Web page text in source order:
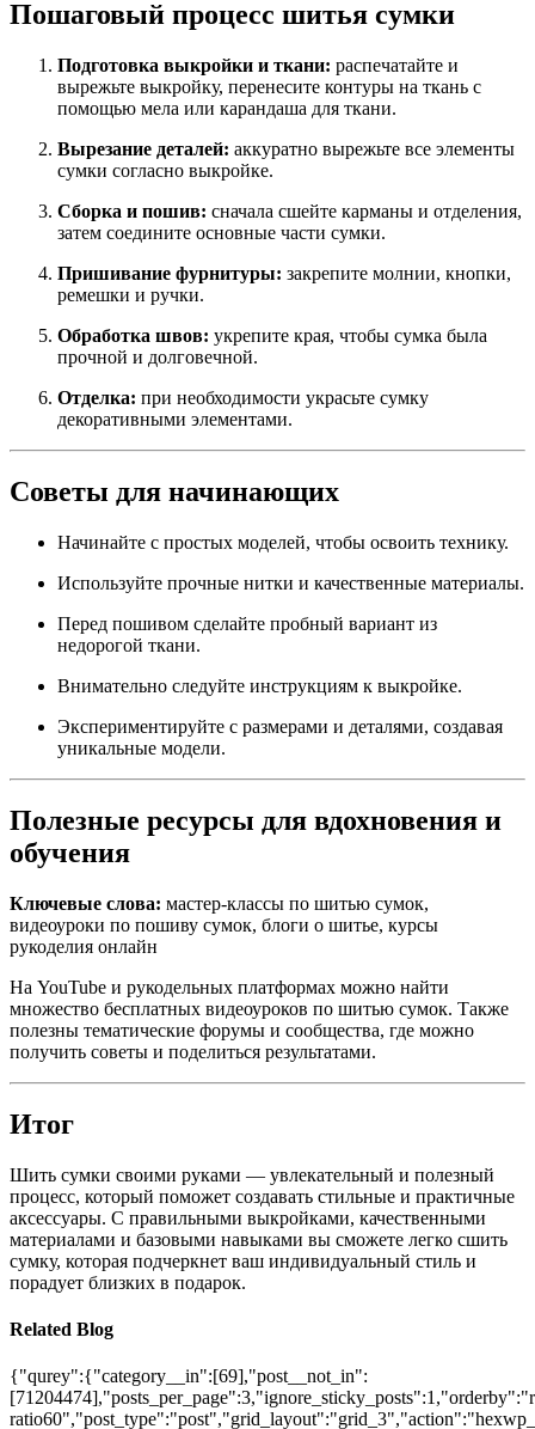
Пошаговый процесс шитья сумки
Подготовка выкройки и ткани: распечатайте и
вырежьте выкройку, перенесите контуры на ткань с
помощью мела или карандаша для ткани.
Вырезание деталей: аккуратно вырежьте все элементы
сумки согласно выкройке.
Сборка и пошив: сначала сшейте карманы и отделения,
затем соедините основные части сумки.
Пришивание фурнитуры: закрепите молнии, кнопки,
ремешки и ручки.
Обработка швов: укрепите края, чтобы сумка была
прочной и долговечной.
Отделка: при необходимости украсьте сумку
декоративными элементами.
Советы для начинающих
Начинайте с простых моделей, чтобы освоить технику.
Используйте прочные нитки и качественные материалы.
Перед пошивом сделайте пробный вариант из
недорогой ткани.
Внимательно следуйте инструкциям к выкройке.
Экспериментируйте с размерами и деталями, создавая
уникальные модели.
Полезные ресурсы для вдохновения и
обучения
Ключевые слова: мастер-классы по шитью сумок,
видеоуроки по пошиву сумок, блоги о шитье, курсы
рукоделия онлайн
На YouTube и рукодельных платформах можно найти
множество бесплатных видеоуроков по шитью сумок. Также
полезны тематические форумы и сообщества, где можно
получить советы и поделиться результатами.
Итог
Шить сумки своими руками — увлекательный и полезный
процесс, который поможет создавать стильные и практичные
аксессуары. С правильными выкройками, качественными
материалами и базовыми навыками вы сможете легко сшить
сумку, которая подчеркнет ваш индивидуальный стиль и
порадует близких в подарок.
Related Blog
{"qurey":{"category__in":[69],"post__not_in":